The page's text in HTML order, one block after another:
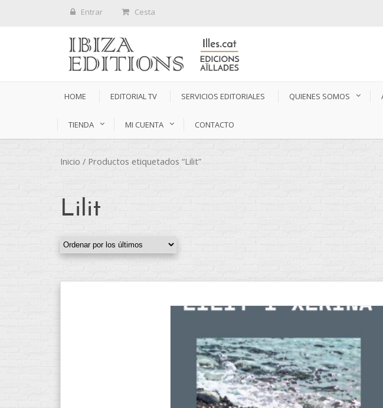
Entrar Cesta
HOME EDITORIAL TV SERVICIOS EDITORIALES QUIENES SOMOS
TIENDA MI CUENTA CONTACTO
Inicio / Productos etiquetados “Lilit”
Lilit